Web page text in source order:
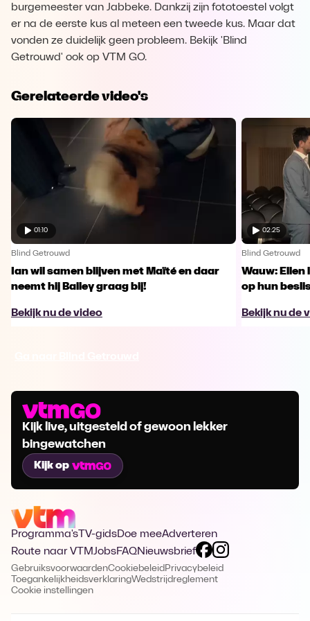
burgemeester van Jabbeke. Dankzij zijn fototoestel volgt
er na de eerste kus al meteen een tweede kus. Maar dat
vonden ze duidelijk geen probleem. Bekijk 'Blind
Getrouwd' ook op VTM GO.
Gerelateerde video's
01:10
Blind Getrouwd
Ian wil samen blijven met Maïté en daar
neemt hij Bailey graag bij!
Bekijk nu de video
02:25
Blind Getrouwd
Wauw:
op hun
Bekijk nu de
Kijk live, uitgesteld of gewoon lekker
bingewatchen
Kijk op
Programma's TV-gidsDoe meeAdverteren
Route naar VTMJobsFAQNieuwsbrief
GebruiksvoorwaardenCookiebeleid Privacybeleid
ToegankelijkheidsverklaringWedstrijdreglement
Cookie instellingen